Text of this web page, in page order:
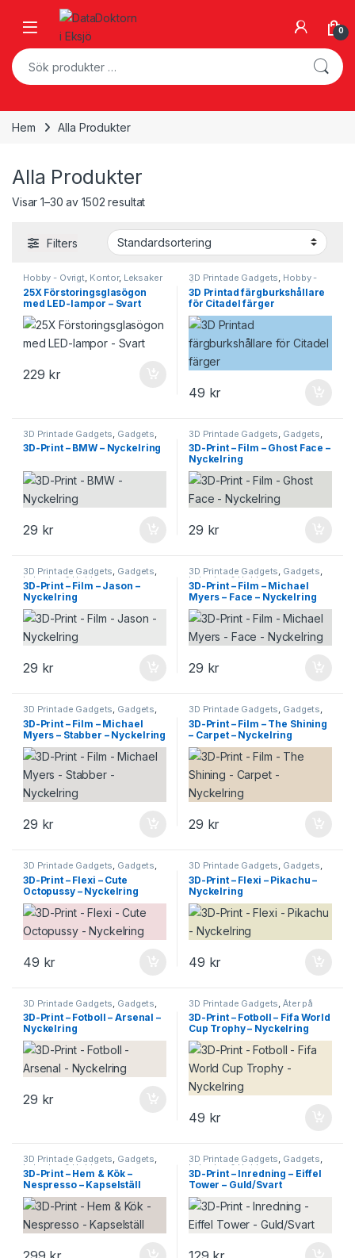
Skip to navigation
Skip to content
Open 0
Sök efter:
Hem Alla Produkter
Alla Produkter
Visar 1–30 av 1502 resultat
Filters
Hobby - Övrigt, Kontor, Leksaker
& Hobby
25X Förstoringsglasögon
med LED-lampor – Svart
229 kr
3D Printade Gadgets, Hobby -
Övrigt
3D Printad färgburkshållare
för Citadel färger
49 kr
3D Printade Gadgets Gadgets
Leksaker & Hobby
3D-Print – BMW – Nyckelring
29 kr
3D Printade Gadgets Gadgets
Leksaker & Hobby
3D-Print – Film – Ghost Face –
Nyckelring
29 kr
3D Printade Gadgets, Gadgets,
Leksaker & Hobby
3D-Print – Film – Jason –
Nyckelring
29 kr
3D Printade Gadgets, Gadgets,
Leksaker & Hobby
3D-Print – Film – Michael
Myers – Face – Nyckelring
29 kr
3D Printade Gadgets, Gadgets,
Leksaker & Hobby
3D-Print – Film – Michael
Myers – Stabber – Nyckelring
29 kr
3D Printade Gadgets, Gadgets,
Leksaker & Hobby ,Stephen King
3D-Print – Film – The Shining
– Carpet – Nyckelring
29 kr
3D Printade Gadgets, Gadgets,
Leksaker & Hobby
3D-Print – Flexi – Cute
Octopussy – Nyckelring
49 kr
3D Printade Gadgets, Gadgets,
Leksaker & Hobby
3D-Print – Flexi – Pikachu –
Nyckelring
49 kr
3D Printade Gadgets Gadgets
Leksaker & Hobby
3D-Print – Fotboll – Arsenal –
Nyckelring
29 kr
3D Printade Gadgets ,Åter på
lager, Gadgets, Leksaker &
Hobby
3D-Print – Fotboll – Fifa World
Cup Trophy – Nyckelring
49 kr
3D Printade Gadgets, Gadgets,
Leksaker & Hobby
3D-Print – Hem & Kök –
Nespresso – Kapselställ
3D Printade Gadgets, Gadgets,
Leksaker & Hobby
3D-Print – Inredning – Eiffel
Tower – Guld/Svart